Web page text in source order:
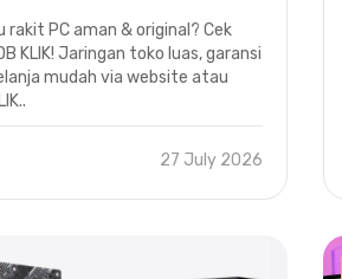
rakit PC aman & original? Cek
KLIK! Jaringan toko luas, garansi
mudah via website atau
27 July 2026